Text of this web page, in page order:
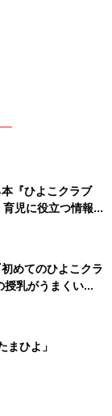
。ベーコンは
タブルは加熱解
しながら混ぜ合
かくなるまで煮
てとろみをつ
『ひよこクラブ
児に役立つ情報が
めてのひよこクラ
授乳がうまくい
トラブル 解決テ
まひよ」